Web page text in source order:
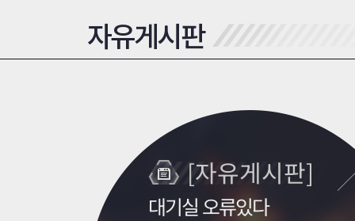
자유게시판
[자유게시판]
대기실 오류있다